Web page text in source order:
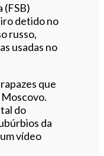
(FSB)
detido no
russo,
usadas no
que
do
da
vídeo